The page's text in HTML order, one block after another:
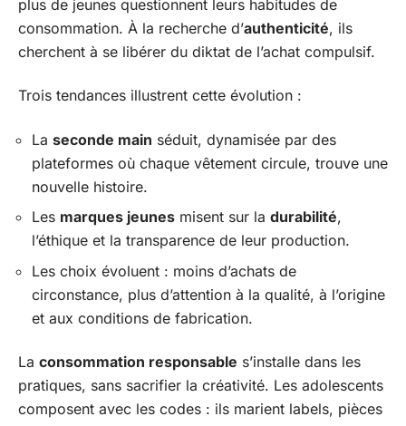
plus de jeunes questionnent leurs habitudes de
consommation. À la recherche d’authenticité, ils
cherchent à se libérer du diktat de l’achat compulsif.
Trois tendances illustrent cette évolution :
La seconde main séduit, dynamisée par des
plateformes où chaque vêtement circule, trouve une
nouvelle histoire.
Les marques jeunes misent sur la durabilité,
l’éthique et la transparence de leur production.
Les choix évoluent : moins d’achats de
circonstance, plus d’attention à la qualité, à l’origine
et aux conditions de fabrication.
La consommation responsable s’installe dans les
pratiques, sans sacrifier la créativité. Les adolescents
composent avec les codes : ils marient labels, pièces